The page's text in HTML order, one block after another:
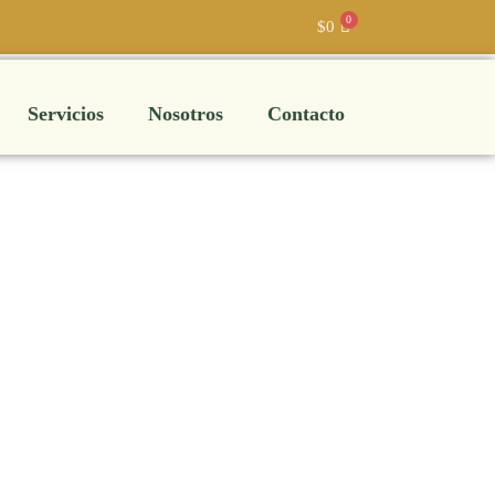
$0
Servicios Nosotros Contacto